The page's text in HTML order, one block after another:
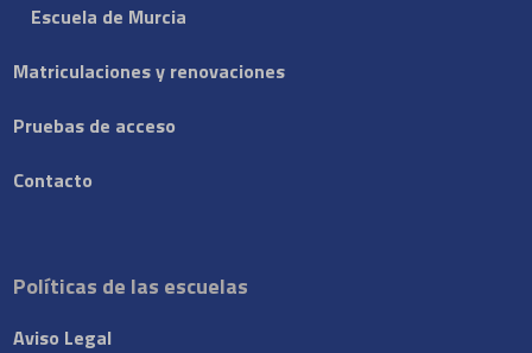
Escuela de Murcia
Matriculaciones y renovaciones
Pruebas de acceso
Contacto
Políticas de las escuelas
Aviso Legal